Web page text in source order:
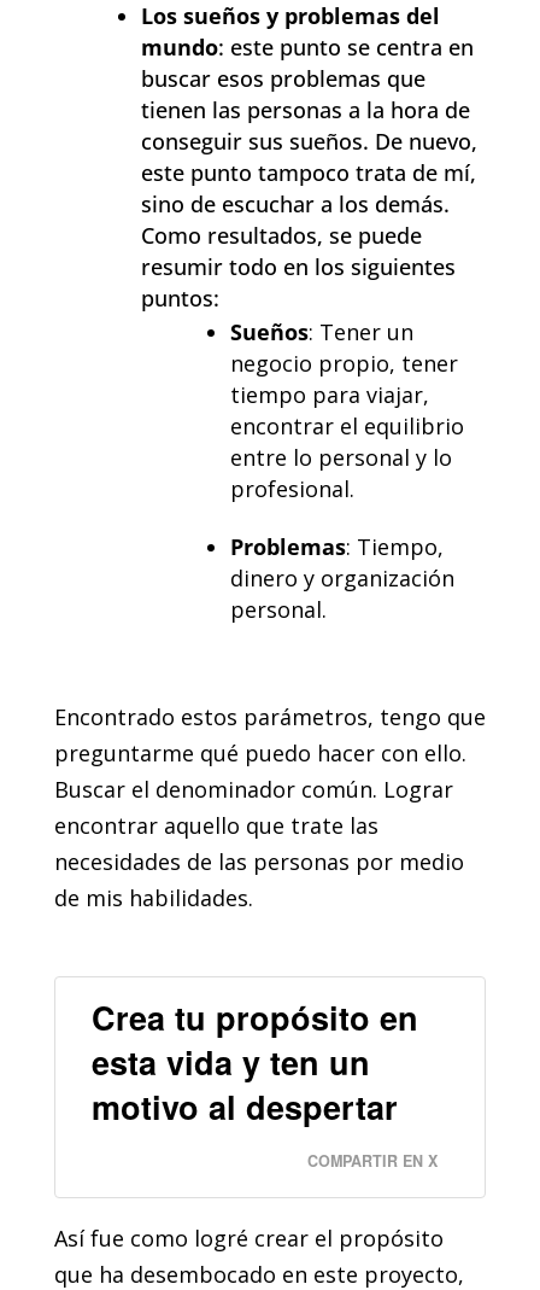
Los sueños y problemas del
mundo: este punto se centra en
buscar esos problemas que
tienen las personas a la hora de
conseguir sus sueños. De nuevo,
este punto tampoco trata de mí,
sino de escuchar a los demás.
Como resultados, se puede
resumir todo en los siguientes
puntos:
Sueños: Tener un
negocio propio, tener
tiempo para viajar,
encontrar el equilibrio
entre lo personal y lo
profesional.
Problemas: Tiempo,
dinero y organización
personal.
Encontrado estos parámetros, tengo que
preguntarme qué puedo hacer con ello.
Buscar el denominador común. Lograr
encontrar aquello que trate las
necesidades de las personas por medio
de mis habilidades.
Crea tu propósito en
esta vida y ten un
motivo al despertar
COMPARTIR EN X
Así fue como logré crear el propósito
que ha desembocado en este proyecto,